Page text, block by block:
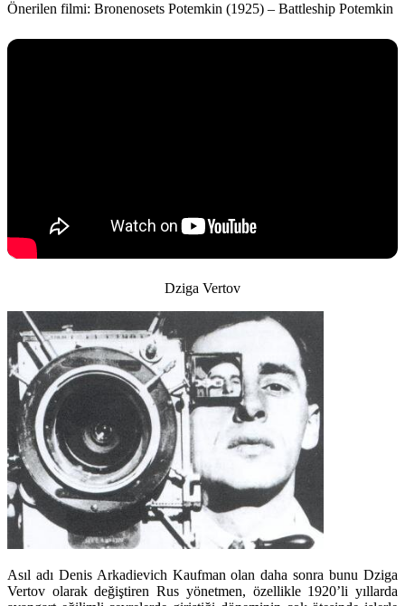
Önerilen filmi: Bronenosets Potemkin (1925) – Battleship Potemkin
Dziga Vertov
Asıl adı Denis Arkadievich Kaufman olan daha sonra bunu Dziga
Vertov olarak değiştiren Rus yönetmen, özellikle 1920’li yıllarda